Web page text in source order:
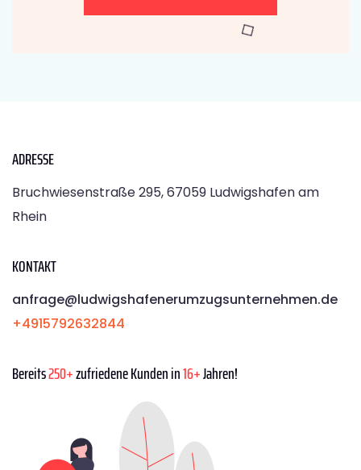
ADRESSE
Bruchwiesenstraße 295, 67059 Ludwigshafen am
Rhein
KONTAKT
anfrage@ludwigshafenerumzugsunternehmen.de
+4915792632844
Bereits250+zufriedene Kunden in16+Jahren!